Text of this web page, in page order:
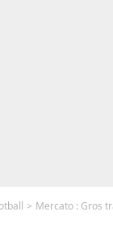
Mercato : Gros